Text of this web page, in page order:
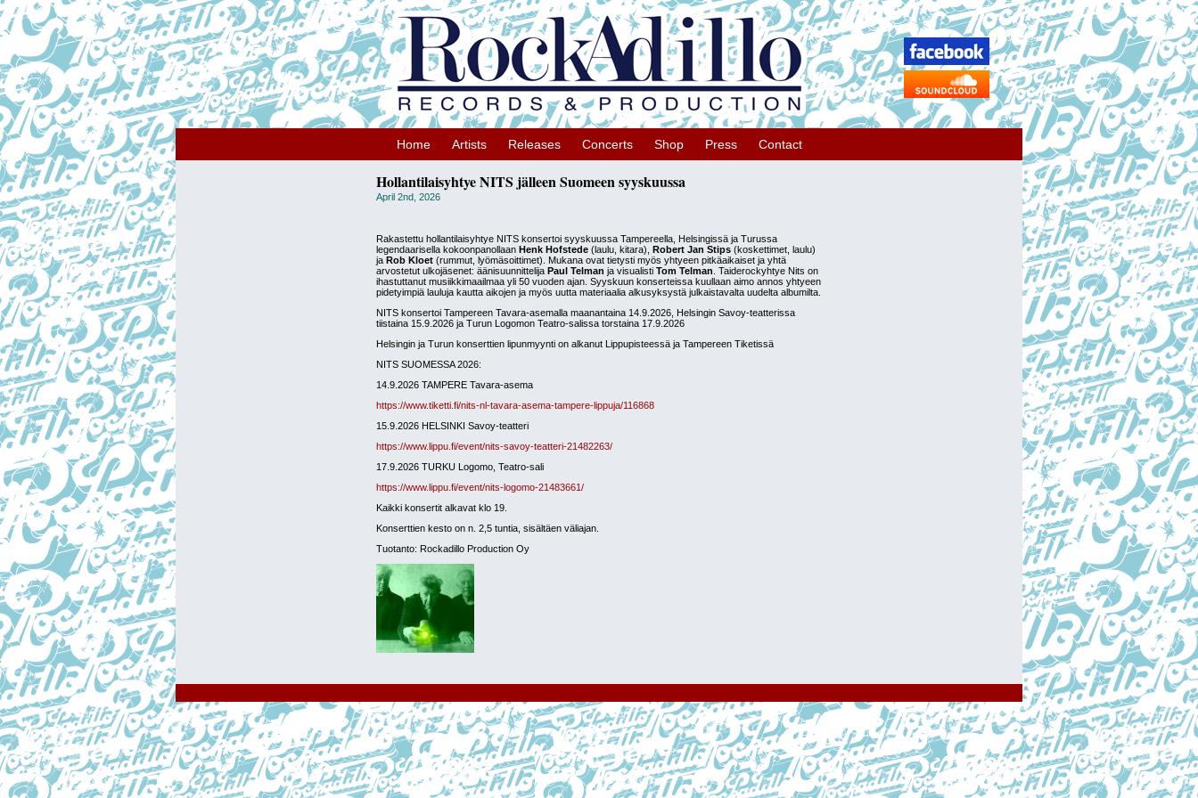
Home Artists Releases Concerts Shop Press Contact
Hollantilaisyhtye NITS jälleen Suomeen syyskuussa
April 2nd, 2026
Rakastettu hollantilaisyhtye NITS konsertoi syyskuussa Tampereella, Helsingissä ja Turussa
legendaarisella kokoonpanollaan Henk Hofstede (laulu, kitara), Robert Jan Stips (koskettimet, laulu)
ja Rob Kloet (rummut, lyömäsoittimet). Mukana ovat tietysti myös yhtyeen pitkäaikaiset ja yhtä
arvostetut ulkojäsenet: äänisuunnittelija Paul Telman ja visualisti Tom Telman . Taiderockyhtye Nits on
ihastuttanut musiikkimaailmaa yli 50 vuoden ajan. Syyskuun konserteissa kuullaan aimo annos yhtyeen
pidetyimpiä lauluja kautta aikojen ja myös uutta materiaalia alkusyksystä julkaistavalta uudelta albumilta.
NITS konsertoi Tampereen Tavara-asemalla maanantaina 14.9.2026, Helsingin Savoy-teatterissa
tiistaina 15.9.2026 ja Turun Logomon Teatro-salissa torstaina 17.9.2026
Helsingin ja Turun konserttien lipunmyynti on alkanut Lippupisteessä ja Tampereen Tiketissä
NITS SUOMESSA 2026:
14.9.2026 TAMPERE Tavara-asema
https://www.tiketti.fi/nits-nl-tavara-asema-tampere-lippuja/116868
15.9.2026 HELSINKI Savoy-teatteri
https://www.lippu.fi/event/nits-savoy-teatteri-21482263/
17.9.2026 TURKU Logomo, Teatro-sali
https://www.lippu.fi/event/nits-logomo-21483661/
Kaikki konsertit alkavat klo 19.
Konserttien kesto on n. 2,5 tuntia, sisältäen väliajan.
Tuotanto: Rockadillo Production Oy